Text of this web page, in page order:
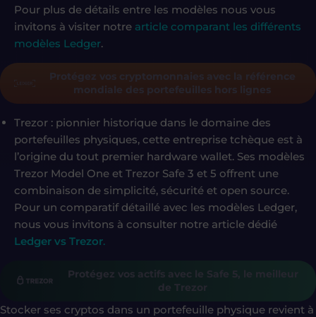
Pour plus de détails entre les modèles nous vous
invitons à visiter notre article comparant les différents
modèles Ledger.
Protégez vos cryptomonnaies avec la référence
mondiale des portefeuilles hors lignes
Trezor : pionnier historique dans le domaine des
portefeuilles physiques, cette entreprise tchèque est à
l’origine du tout premier hardware wallet. Ses modèles
Trezor Model One et Trezor Safe 3 et 5 offrent une
combinaison de simplicité, sécurité et open source.
Pour un comparatif détaillé avec les modèles Ledger,
nous vous invitons à consulter notre article dédié
Ledger vs Trezor.
Protégez vos actifs avec le Safe 5, le meilleur
de Trezor
Stocker ses cryptos dans un portefeuille physique revient à